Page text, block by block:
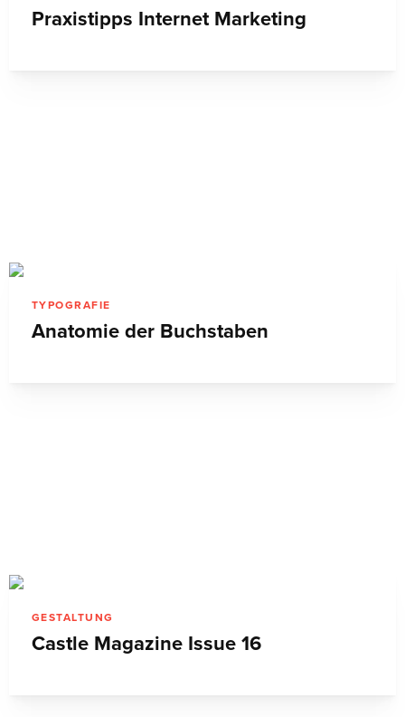
Praxistipps Internet Marketing
TYPOGRAFIE
Anatomie der Buchstaben
GESTALTUNG
Castle Magazine Issue 16